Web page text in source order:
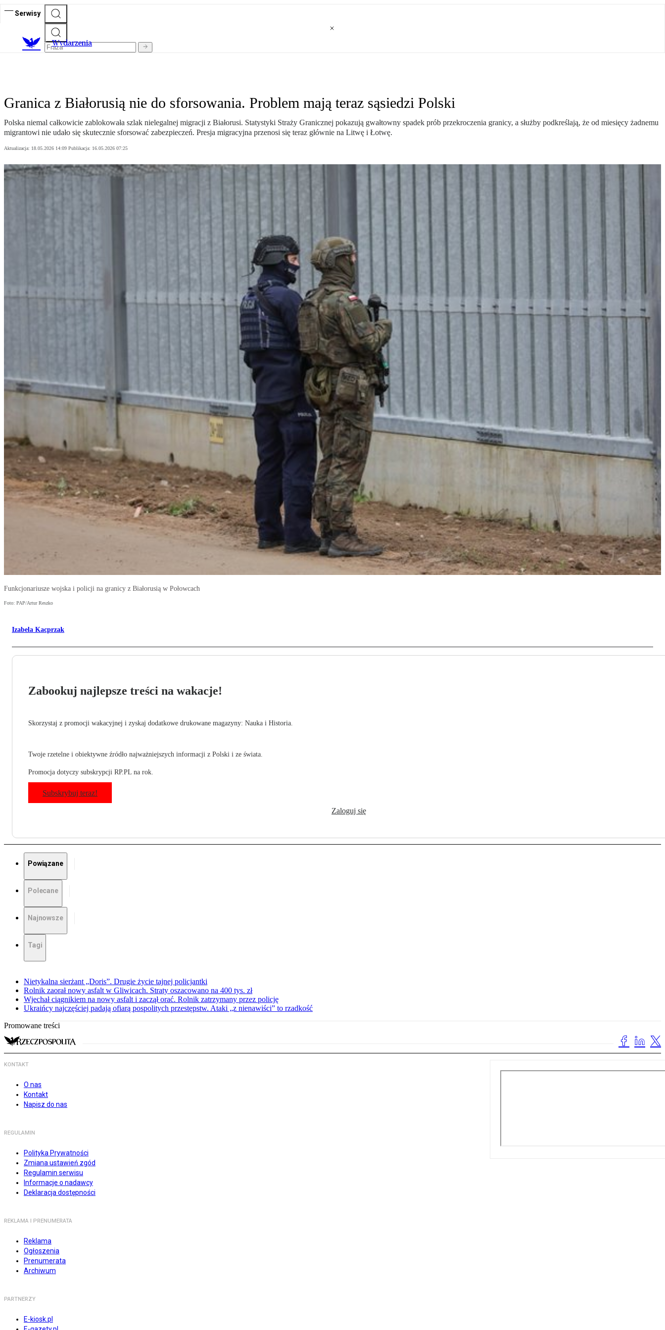
Serwisy
Wydarzenia
Granica z Białorusią nie do sforsowania. Problem mają teraz sąsiedzi Polski
Polska niemal całkowicie zablokowała szlak nielegalnej migracji z Białorusi. Statystyki Straży Granicznej pokazują gwałtowny spadek prób przekroczenia granicy, a służby podkreślają, że od miesięcy żadnemu
migrantowi nie udało się skutecznie sforsować zabezpieczeń. Presja migracyjna przenosi się teraz głównie na Litwę i Łotwę.
Aktualizacja: 18.05.2026 14:09 Publikacja: 16.05.2026 07:25
Funkcjonariusze wojska i policji na granicy z Białorusią w Połowcach
Foto: PAP/Artur Reszko
Izabela Kacprzak
Zabookuj najlepsze treści na wakacje!
Skorzystaj z promocji wakacyjnej i zyskaj dodatkowe drukowane magazyny: Nauka i Historia.
Twoje rzetelne i obiektywne źródło najważniejszych informacji z Polski i ze świata.
Promocja dotyczy subskrypcji RP.PL na rok.
Subskrybuj teraz!
Zaloguj się
Powiązane
Polecane
Najnowsze
Tagi
Nietykalna sierżant „Doris”. Drugie życie tajnej policjantki
Rolnik zaorał nowy asfalt w Gliwicach. Straty oszacowano na 400 tys. zł
Wjechał ciągnikiem na nowy asfalt i zaczął orać. Rolnik zatrzymany przez policję
Ukraińcy najczęściej padają ofiarą pospolitych przestępstw. Ataki „z nienawiści” to rzadkość
Promowane treści
KONTAKT
O nas
Kontakt
Napisz do nas
REGULAMIN
Polityka Prywatności
Zmiana ustawień zgód
Regulamin serwisu
Informacje o nadawcy
Deklaracja dostępności
REKLAMA I PRENUMERATA
Reklama
Ogłoszenia
Prenumerata
Archiwum
PARTNERZY
E-kiosk.pl